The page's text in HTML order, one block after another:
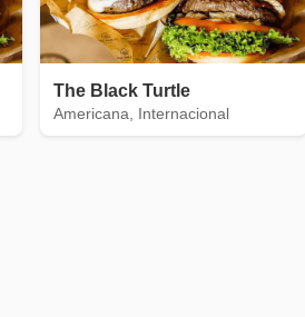
The Black Turtle
Americana, Internacional